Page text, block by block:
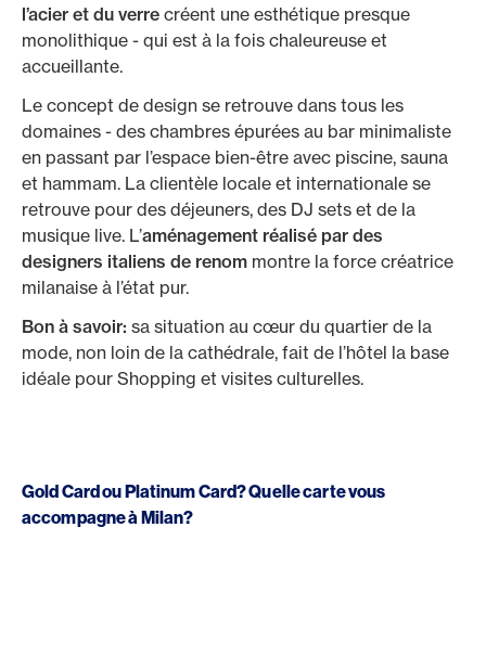
l’acier et du verre créent une esthétique presque
monolithique - qui est à la fois chaleureuse et
accueillante.
Le concept de design se retrouve dans tous les
domaines - des chambres épurées au bar minimaliste
en passant par l’espace bien-être avec piscine, sauna
et hammam. La clientèle locale et internationale se
retrouve pour des déjeuners, des DJ sets et de la
musique live. L’aménagement réalisé par des
designers italiens de renom montre la force créatrice
milanaise à l’état pur.
Bon à savoir: sa situation au cœur du quartier de la
mode, non loin de la cathédrale, fait de l’hôtel la base
idéale pour Shopping et visites culturelles.
Gold Card ou Platinum Card? Quelle carte vous
accompagne à Milan?